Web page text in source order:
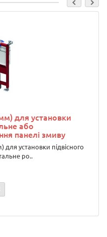
для установки
або
панелі змиву
установки підвісного
ро..